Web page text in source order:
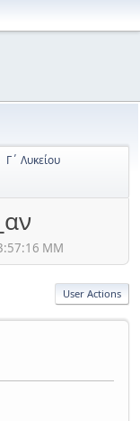
Γ΄ Λυκείου
ΜΜ
User Actions